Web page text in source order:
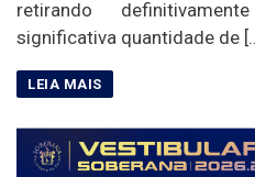
retirando
significativa quantidade de